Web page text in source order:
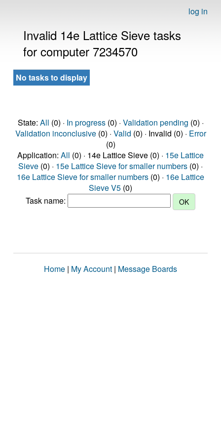
log in
Invalid 14e Lattice Sieve tasks
for computer 7234570
No tasks to display
State: All (0) · In progress(0) · Validation pending (0) ·
Validation inconclusive(0) · Valid (0) · Invalid (0) · Error
(0)
Application: All (0) · 14e Lattice Sieve (0) · 15e Lattice
Sieve (0) · 15e Lattice Sieve for smaller numbers (0) ·
16e Lattice Sieve for smaller numbers (0) · 16e Lattice
Sieve V5 (0)
Task name:
Home | My Account | Message Boards